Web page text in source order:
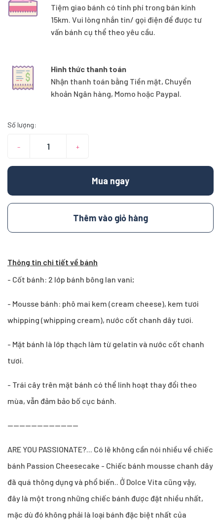
Tiệm giao bánh có tính phí trong bán kính
15km. Vui lòng nhắn tin/ gọi điện để được tư
vấn bánh cụ thể theo yêu cầu.
Hình thức thanh toán
Nhận thanh toán bằng Tiền mặt, Chuyển
khoản Ngân hàng, Momo hoặc Paypal.
Số lượng:
– +
Mua ngay
Thêm vào giỏ hàng
Thông tin chi tiết về bánh
- Cốt bánh: 2 lớp bánh bông lan vani;
- Mousse bánh: phô mai kem (cream cheese), kem tươi
whipping (whipping cream), nước cốt chanh dây tươi.
- Mặt bánh là lớp thạch làm từ gelatin và nước cốt chanh
tươi.
- Trái cây trên mặt bánh có thể linh hoạt thay đổi theo
mùa, vẫn đảm bảo bố cục bánh.
------------------------
ARE YOU PASSIONATE?... Có lẽ không cần nói nhiều về chiếc
bánh Passion Cheesecake - Chiếc bánh mousse chanh dây
đã quá thông dụng và phổ biến.. Ở Dolce Vita cũng vậy,
đây là một trong những chiếc bánh được đặt nhiều nhất,
mặc dù đó không phải là loại bánh đặc biệt nhất của